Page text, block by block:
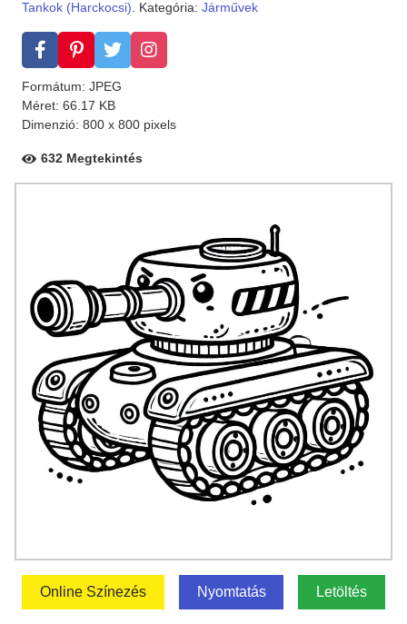
Tankok (Harckocsi). Kategória: Járművek
Formátum: JPEG
Méret: 66.17 KB
Dimenzió: 800 x 800 pixels
632 Megtekintés
Online Színezés Nyomtatás Letöltés